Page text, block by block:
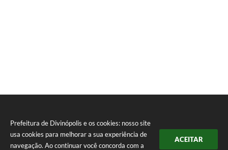
Prefeitura de Divinópolis e os cookies: nosso site
usa cookies para melhorar a sua experiência de
navegação. Ao continuar você concorda com a
ACEITAR